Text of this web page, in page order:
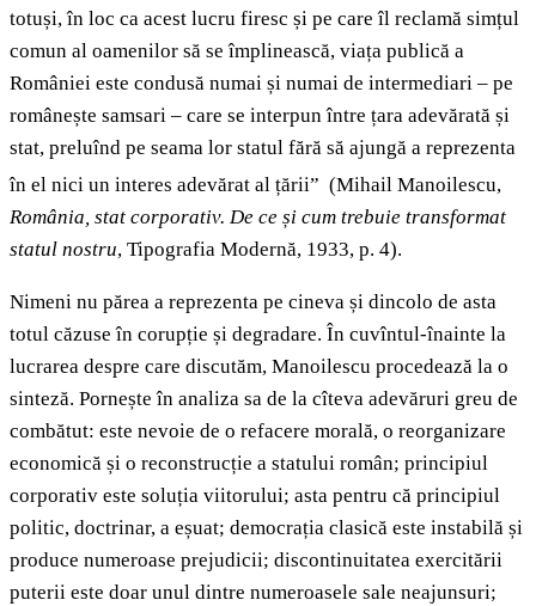
totuși, în loc ca acest lucru firesc și pe care îl reclamă simțul
comun al oamenilor să se împlinească, viața publică a
României este condusă numai și numai de intermediari – pe
românește samsari – care se interpun între țara adevărată și
stat, preluînd pe seama lor statul fără să ajungă a reprezenta
în el nici un interes adevărat al țării” (Mihail Manoilescu,
România, stat corporativ. De ce și cum trebuie transformat
statul nostru, Tipografia Modernă, 1933, p. 4).
Nimeni nu părea a reprezenta pe cineva și dincolo de asta
totul căzuse în corupție și degradare. În cuvîntul-înainte la
lucrarea despre care discutăm, Manoilescu procedează la o
sinteză. Pornește în analiza sa de la cîteva adevăruri greu de
combătut: este nevoie de o refacere morală, o reorganizare
economică și o reconstrucție a statului român; principiul
corporativ este soluția viitorului; asta pentru că principiul
politic, doctrinar, a eșuat; democrația clasică este instabilă și
produce numeroase prejudicii; discontinuitatea exercitării
puterii este doar unul dintre numeroasele sale neajunsuri;